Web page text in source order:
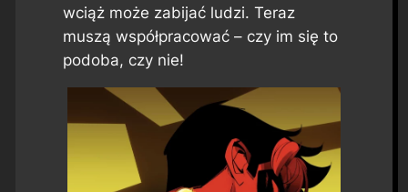
wciąż może zabijać ludzi. Teraz
muszą współpracować – czy im się to
podoba, czy nie!